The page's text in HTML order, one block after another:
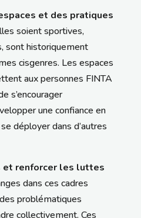
et des pratiques
soient sportives,
sont historiquement
cisgenres. Les espaces
aux personnes FINTA
s’encourager
une confiance en
déployer dans d’autres
et renforcer les luttes
dans ces cadres
problématiques
collectivement. Ces